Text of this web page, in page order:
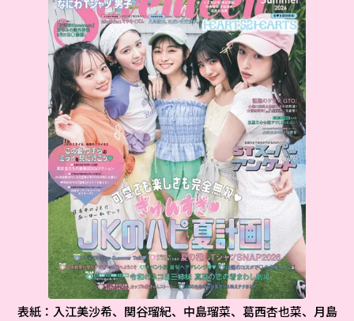
表紙：入江美沙希、関谷瑠紀、中島瑠菜、葛西杏也菜、月島